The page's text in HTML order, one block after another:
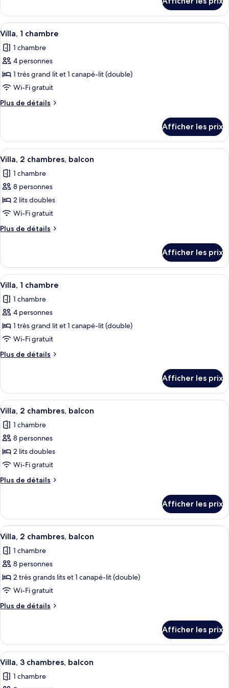
Villa,
chambre,
balcon
Villa,
chambre,
Afficher
toutes
les
photos
pour
ce
type
de
Villa,
chambre
Une cuisine moderne dotée
3
Villa, 1 chambre
1 chambre
4 personnes
1 très grand lit et 1 canapé-lit (double)
Wi-Fi gratuit
Plus de détails
Plus
Villa,
chambre
Afficher les prix
Afficher
toutes
les
photos
pour
ce
type
de
Villa,
2
chambres,
balcon
Une cuisine moderne dotée
4
Villa, 2 chambres, balcon
1 chambre
8 personnes
2 lits doubles
Wi-Fi gratuit
Plus de détails
Plus
Villa,
chambres,
Afficher les prix
Afficher
toutes
les
photos
pour
ce
type
de
Villa,
chambre
Un salon moderne comprenant un
3
Villa, 1 chambre
1 chambre
4 personnes
1 très grand lit et 1 canapé-lit (double)
Wi-Fi gratuit
Plus de détails
Plus
Villa,
chambre
Afficher les prix
Afficher
toutes
les
photos
pour
ce
type
de
Villa,
2
chambres,
balcon
Une chambre d’hôtel avec une
5
Villa, 2 chambres, balcon
1 chambre
8 personnes
2 lits doubles
Wi-Fi gratuit
Plus de détails
Plus
Villa,
chambres,
Afficher les prix
Afficher
toutes
les
photos
pour
ce
type
de
Villa,
2
chambres,
balcon
Une chambre d’hôtel avec une
7
Villa, 2 chambres, balcon
1 chambre
8 personnes
2 très grands lits et 1 canapé-lit (double)
Wi-Fi gratuit
Plus de détails
Plus
Villa,
chambres,
Afficher les prix
Afficher
toutes
les
Une cuisine moderne dotée
7
Villa, 3 chambres, balcon
1 chambre